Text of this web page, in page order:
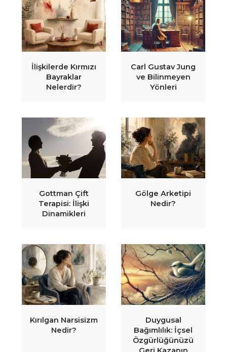
İlişkilerde Kırmızı
Bayraklar
Nelerdir?
Carl Gustav Jung
ve Bilinmeyen
Yönleri
Gottman Çift
Terapisi: İlişki
Dinamikleri
Gölge Arketipi
Nedir?
Kırılgan Narsisizm
Nedir?
Duygusal
Bağımlılık: İçsel
Özgürlüğünüzü